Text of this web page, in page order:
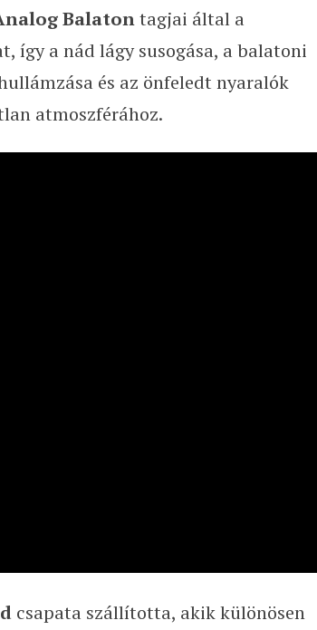
Balatontagjai által a
így a nád lágy susogása, a balatoni
és az önfeledt nyaralók
atmoszférához.
csapata szállította, akik különösen